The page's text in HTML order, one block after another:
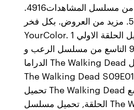
الثالث 3 من مسلسل المشاهدات4916.
التحميلات54. مزيد من العروض. بكل فخر
YourColor. مشاهدة وتحميل الحلقة الاولي 1
من الموسم 9 التاسع من مسلسل الرعب و
الدراما The Walking Dead مترجمة مسلسل
The Walking Dead S09E01 مترجم اون
تحميل The Walking Dead الموسم التاسع
الحلقة, تحميل مسلسل The Walking Dead